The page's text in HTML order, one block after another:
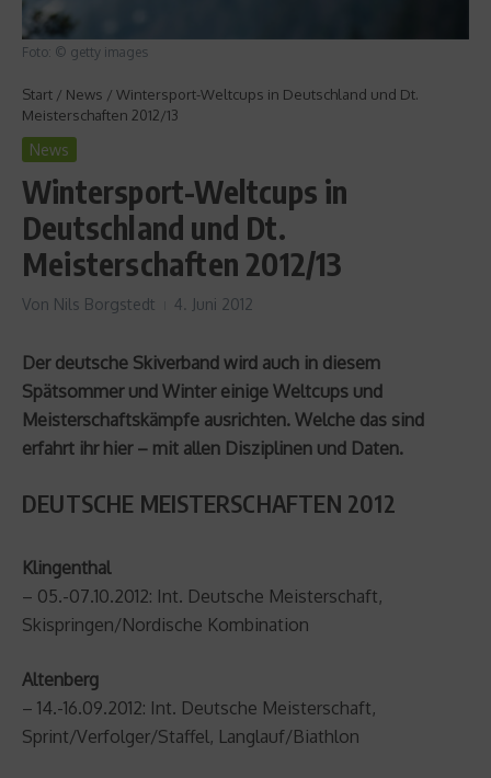
Foto: © getty images
Start / News / Wintersport-Weltcups in Deutschland und Dt.
Meisterschaften 2012/13
News
Wintersport-Weltcups in
Deutschland und Dt.
Meisterschaften 2012/13
Von Nils Borgstedt 4. Juni 2012
Der deutsche Skiverband wird auch in diesem
Spätsommer und Winter einige Weltcups und
Meisterschaftskämpfe ausrichten. Welche das sind
erfahrt ihr hier – mit allen Disziplinen und Daten.
DEUTSCHE MEISTERSCHAFTEN 2012
Klingenthal
– 05.-07.10.2012: Int. Deutsche Meisterschaft,
Skispringen/Nordische Kombination
Altenberg
– 14.-16.09.2012: Int. Deutsche Meisterschaft,
Sprint/Verfolger/Staffel, Langlauf/Biathlon